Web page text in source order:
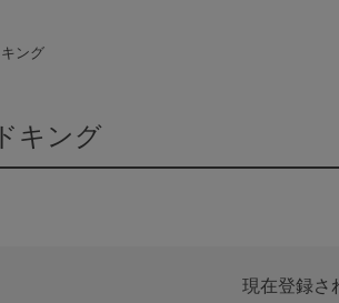
ング
キング
現在登録さ